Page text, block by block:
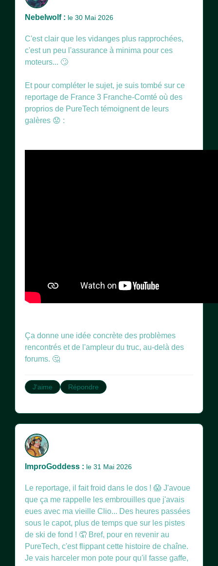
Nebelwolf : le 30 Mai 2026
C'est clair que les vidanges plus rapprochées,
c'est un peu l'assurance à minima pour ces
moteurs... 🙄
Et pour compléter le sujet, je suis tombé sur ce
reportage de France 3 Franche-Comté où des
proprios de PureTech témoignent de leurs
galères 😟 :
Ça donne une idée concrète des problèmes
rencontrés et de l'ampleur du truc, au-delà des
forums. 🤔
J'aime Répondre
ImproGoddess : le 31 Mai 2026
Le reportage, il fait froid dans le dos ! 😱 J'avoue
que ça me rappelle les embrouilles que j'avais
eues avec ma vieille Clio... Des heures passées
sous le capot, plus de temps que sur les pistes
de ski de fond ! 🤦 Bref, pour en revenir au
PureTech, c'est flippant cette histoire de chaîne.
Je vais harceler mon pote pour qu'il fasse gaffe,